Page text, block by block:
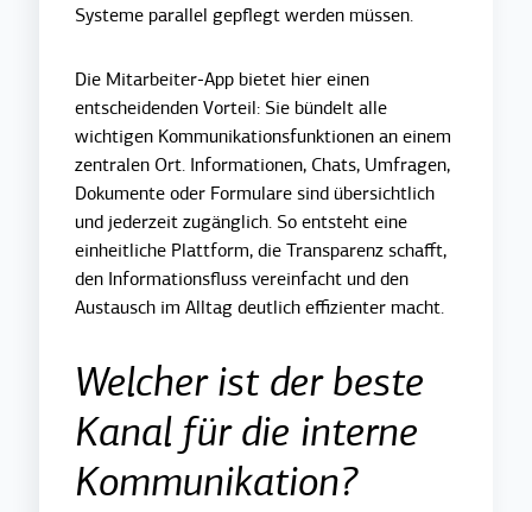
Systeme parallel gepflegt werden müssen.
Die Mitarbeiter-App bietet hier einen
entscheidenden Vorteil: Sie bündelt alle
wichtigen Kommunikationsfunktionen an einem
zentralen Ort. Informationen, Chats, Umfragen,
Dokumente oder Formulare sind übersichtlich
und jederzeit zugänglich. So entsteht eine
einheitliche Plattform, die Transparenz schafft,
den Informationsfluss vereinfacht und den
Austausch im Alltag deutlich effizienter macht.
Welcher ist der beste
Kanal für die interne
Kommunikation?